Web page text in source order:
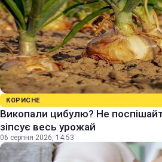
КОРИСНЕ
Викопали цибулю? Не
зіпсує весь урожай
06 серпня 2026, 14:53